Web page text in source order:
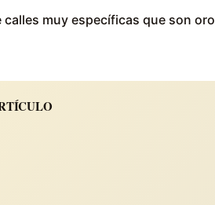
muy específicas que son oro